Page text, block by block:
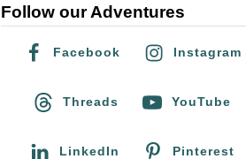
c
Follow our Adventures
Facebook Instagram
Threads YouTube
LinkedIn Pinterest